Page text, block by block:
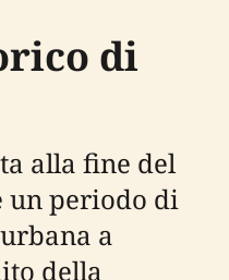
di
alla fine del
un periodo di
a
della